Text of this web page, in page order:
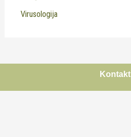
Virusologija
Kontakt